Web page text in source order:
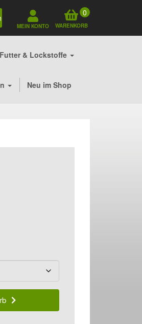
MEIN KONTO
0
WARENKORB
Futter & Lockstoffe
Neu im Shop